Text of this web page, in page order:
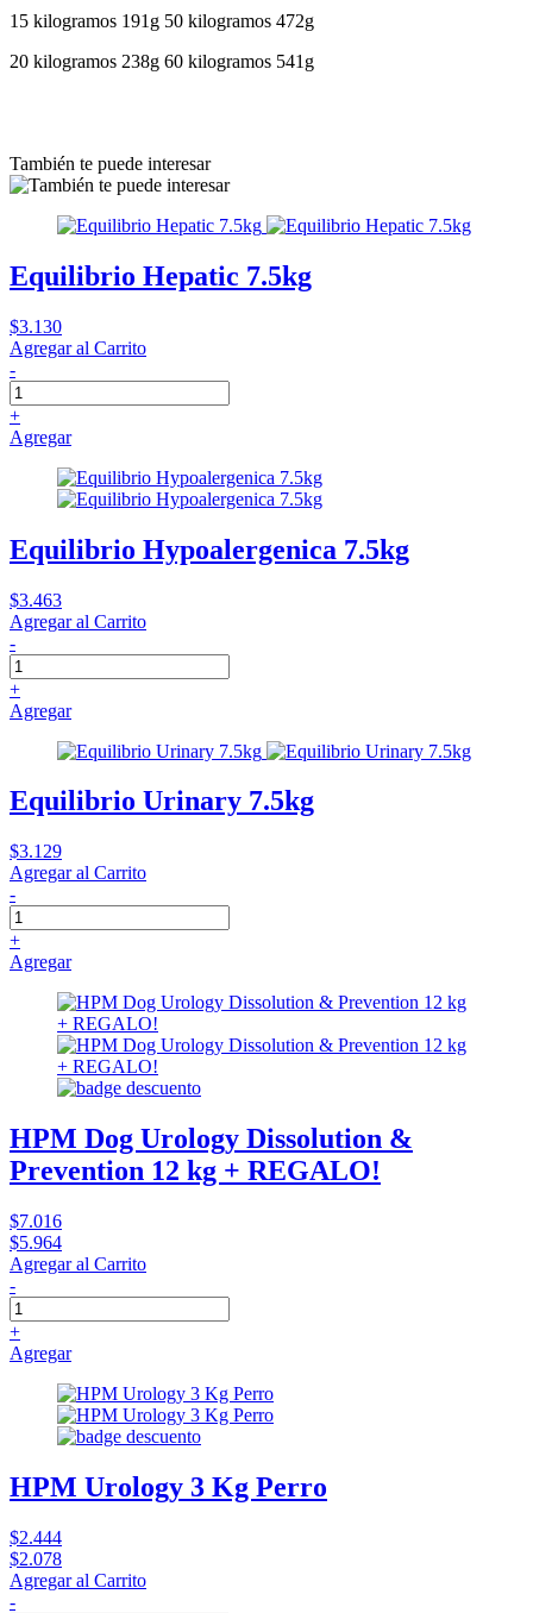
15 kilogramos 191g 50 kilogramos 472g
20 kilogramos 238g 60 kilogramos 541g
También te puede interesar
Equilibrio Hepatic 7.5kg
$3.130
Agregar al Carrito
-
+
Agregar
Equilibrio Hypoalergenica 7.5kg
$3.463
Agregar al Carrito
-
+
Agregar
Equilibrio Urinary 7.5kg
$3.129
Agregar al Carrito
-
+
Agregar
HPM Dog Urology Dissolution &
Prevention 12 kg + REGALO!
$7.016
$5.964
Agregar al Carrito
-
+
Agregar
HPM Urology 3 Kg Perro
$2.444
$2.078
Agregar al Carrito
-